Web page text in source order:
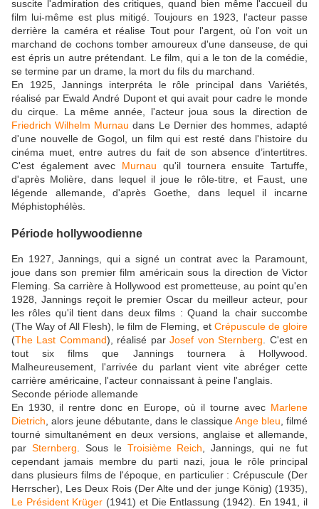
suscite l'admiration des critiques, quand bien même l'accueil du
film lui-même est plus mitigé. Toujours en 1923, l'acteur passe
derrière la caméra et réalise Tout pour l'argent, où l'on voit un
marchand de cochons tomber amoureux d'une danseuse, de qui
est épris un autre prétendant. Le film, qui a le ton de la comédie,
se termine par un drame, la mort du fils du marchand.
En 1925, Jannings interpréta le rôle principal dans Variétés,
réalisé par Ewald André Dupont et qui avait pour cadre le monde
du cirque. La même année, l'acteur joua sous la direction de
Friedrich Wilhelm Murnau dans Le Dernier des hommes, adapté
d'une nouvelle de Gogol, un film qui est resté dans l'histoire du
cinéma muet, entre autres du fait de son absence d’intertitres.
C'est également avec Murnau qu'il tournera ensuite Tartuffe,
d'après Molière, dans lequel il joue le rôle-titre, et Faust, une
légende allemande, d'après Goethe, dans lequel il incarne
Méphistophélès.
Période hollywoodienne
En 1927, Jannings, qui a signé un contrat avec la Paramount,
joue dans son premier film américain sous la direction de Victor
Fleming. Sa carrière à Hollywood est prometteuse, au point qu'en
1928, Jannings reçoit le premier Oscar du meilleur acteur, pour
les rôles qu'il tient dans deux films : Quand la chair succombe
(The Way of All Flesh), le film de Fleming, et Crépuscule de gloire
(The Last Command), réalisé parJosef von Sternberg . C'est en
tout six films que Jannings tournera à Hollywood.
Malheureusement, l'arrivée du parlant vient vite abréger cette
carrière américaine, l'acteur connaissant à peine l'anglais.
Seconde période allemande
En 1930, il rentre donc en Europe, où il tourne avec Marlene
Dietrich , alors jeune débutante, dans le classiqueAnge bleu , filmé
tourné simultanément en deux versions, anglaise et allemande,
par Sternberg . Sous le Troisième Reich , Jannings, qui ne fut
cependant jamais membre du parti nazi, joua le rôle principal
dans plusieurs films de l'époque, en particulier : Crépuscule (Der
Herrscher), Les Deux Rois (Der Alte und der junge König) (1935),
Le Président Krüger (1941) et Die Entlassung (1942). En 1941, il